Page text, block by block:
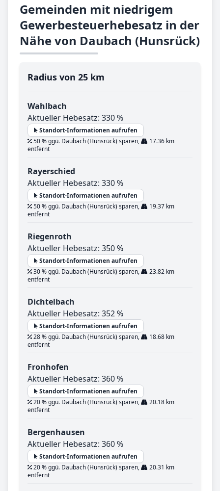
Gemeinden mit niedrigem
Gewerbesteuerhebesatz in der
Nähe von Daubach (Hunsrück)
Radius von 25 km
Wahlbach
Aktueller Hebesatz: 330 %
Standort-Informationen aufrufen
50 % ggü. Daubach (Hunsrück) sparen,
17.36 km
entfernt
Rayerschied
Aktueller Hebesatz: 330 %
Standort-Informationen aufrufen
50 % ggü. Daubach (Hunsrück) sparen,
19.37 km
entfernt
Riegenroth
Aktueller Hebesatz: 350 %
Standort-Informationen aufrufen
30 % ggü. Daubach (Hunsrück) sparen,
23.82 km
entfernt
Dichtelbach
Aktueller Hebesatz: 352 %
Standort-Informationen aufrufen
28 % ggü. Daubach (Hunsrück) sparen,
18.68 km
entfernt
Fronhofen
Aktueller Hebesatz: 360 %
Standort-Informationen aufrufen
20 % ggü. Daubach (Hunsrück) sparen,
20.18 km
entfernt
Bergenhausen
Aktueller Hebesatz: 360 %
Standort-Informationen aufrufen
20 % ggü. Daubach (Hunsrück) sparen,
20.31 km
entfernt